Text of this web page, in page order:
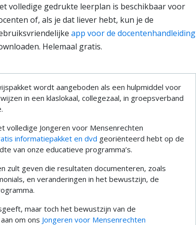
volledige gedrukte leerplan is beschikbaar voor
of, als je dat liever hebt, kun je de
app voor de docentenhandleiding
Helemaal gratis.
wordt aangeboden als een hulpmiddel voor
in een klaslokaal, collegezaal, in groepsverband
volledige Jongeren voor Mensenrechten
informatiepakket en dvd georiënteerd hebt op de
van onze educatieve programma’s.
zult geven die resultaten documenteren, zoals
en veranderingen in het bewustzijn, de
maar toch het bewustzijn van de
om ons Jongeren voor Mensenrechten